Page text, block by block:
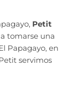
Petit
tomarse una
Papagayo, en
servimos